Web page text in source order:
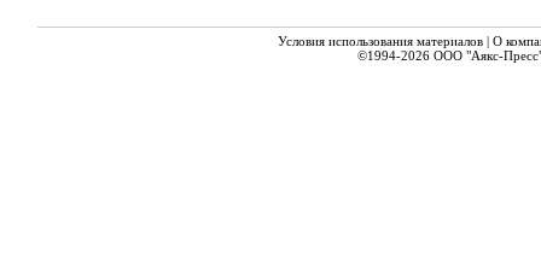
Условия использования материалов |О
©1994-2026 ООО "Аякс-